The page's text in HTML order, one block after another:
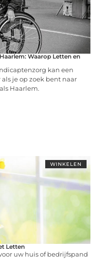
Waarop Letten en
kan een
je op zoek bent naar
Haarlem.
WINKELEN
Letten
uw huis of bedrijfspand